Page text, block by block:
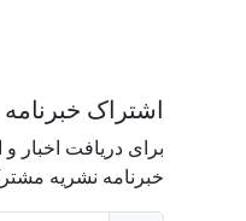
اشتراک خبرنامه
برای دریافت اخبار
خبرنامه نشریه